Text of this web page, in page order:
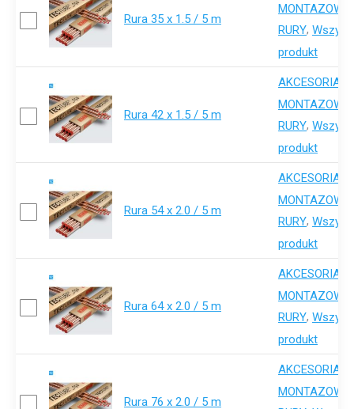
Rura 35 x 1.5 / 5 m
MONTAZOWE
RURY,
produkt
Rura 42 x 1.5 / 5 m
AKCESORIA-
MONTAZOWE
RURY,
produkt
Rura 54 x 2.0 / 5 m
AKCESORIA-
MONTAZOWE
RURY,
produkt
Rura 64 x 2.0 / 5 m
AKCESORIA-
MONTAZOWE
RURY,
produkt
Rura 76 x 2.0 / 5 m
AKCESORIA-
MONTAZOWE